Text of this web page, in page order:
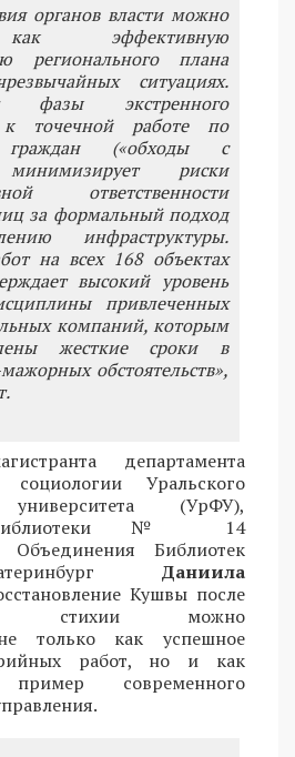
органов власти можно
эффективную
регионального плана
ситуациях.
фазы экстренного
к точечной работе по
граждан («обходы с
риски
ответственности
за формальный подход
инфраструктуры.
на всех 168 объектах
высокий уровень
привлеченных
компаний, которым
жесткие сроки в
обстоятельств»,
департамента
Уральского
университета (УрФУ),
Библиотеки № 14
Объединения Библиотек
Даниила
Кушвы после
стихии можно
только как успешное
работ, но и как
пример современного